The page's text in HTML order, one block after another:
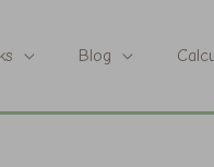
Blog